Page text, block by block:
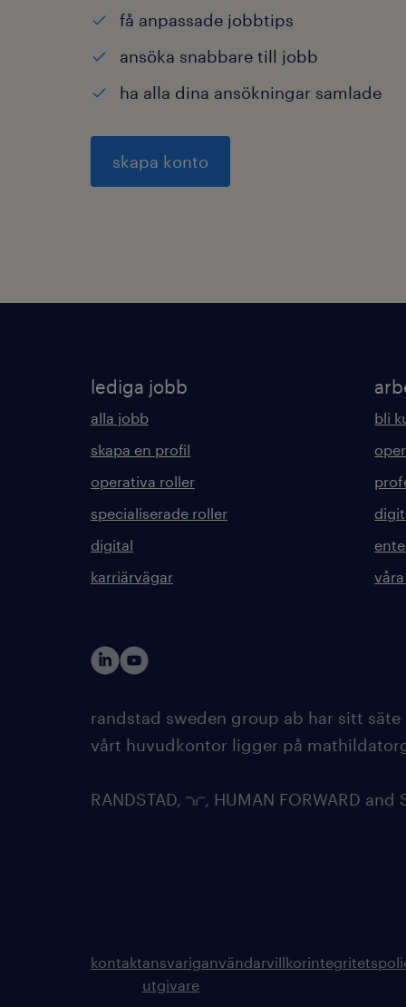
få anpassade jobbtips
ansöka snabbare till jobb
ha alla dina ansökningar samlade
skapa konto
lediga jobb
alla jobb
skapa en profil
operativa roller
specialiserade roller
digital
karriärvägar
bli
randstad sweden group ab har sitt
vårt huvudkontor ligger på
RANDSTAD, , HUMAN FORWARD
kontaktansvarig
utgivare
användarvillkor